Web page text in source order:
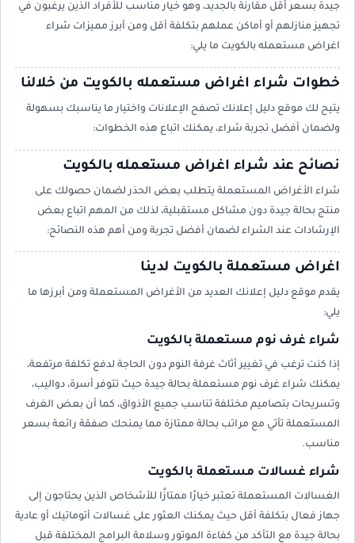
جيدة بسعر أقل مقارنة بالجديد، وهو خيار مناسب للأفراد الذين يرغبون في
تجهيز منازلهم أو أماكن عملهم بتكلفة أقل ومن أبرز مميزات شراء
اغراض مستعمله بالكويت ما يلي:
خطوات شراء اغراض مستعمله بالكويت من خلالنا
يتيح لك موقع دليل إعلانك تصفح الإعلانات واختيار ما يناسبك بسهولة
ولضمان أفضل تجربة شراء، يمكنك اتباع هذه الخطوات:
نصائح عند شراء اغراض مستعمله بالكويت
شراء الأغراض المستعملة يتطلب بعض الحذر لضمان حصولك على
منتج بحالة جيدة دون مشاكل مستقبلية، لذلك من المهم اتباع بعض
الإرشادات عند الشراء لضمان أفضل تجربة ومن أهم هذه النصائح:
اغراض مستعملة بالكويت لدينا
يقدم موقع دليل إعلانك العديد من الأغراض المستعملة ومن أبرزها ما
يلي:
شراء غرف نوم مستعملة بالكويت
إذا كنت ترغب في تغيير أثاث غرفة النوم دون الحاجة لدفع تكلفة مرتفعة،
يمكنك شراء غرف نوم مستعملة بحالة جيدة حيث تتوفر أسرة، دواليب،
وتسريحات بتصاميم مختلفة تناسب جميع الأذواق، كما أن بعض الغرف
المستعملة تأتي مع مراتب بحالة ممتازة مما يمنحك صفقة رائعة بسعر
مناسب.
شراء غسالات مستعملة بالكويت
الغسالات المستعملة تعتبر خيارًا ممتازًا للأشخاص الذين يحتاجون إلى
جهاز فعال بتكلفة أقل حيث يمكنك العثور على غسالات أتوماتيك أو عادية
بحالة جيدة مع التأكد من كفاءة الموتور وسلامة البرامج المختلفة قبل